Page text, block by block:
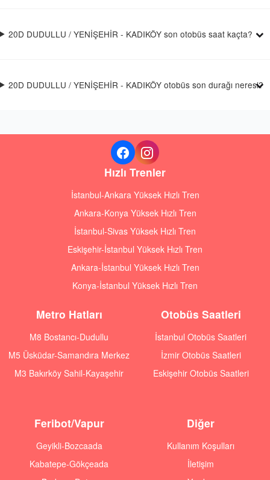
20D DUDULLU / YENİŞEHİR - KADIKÖY son otobüs saat kaçta?
20D DUDULLU / YENİŞEHİR - KADIKÖY otobüs son durağı neresi?
Hızlı Trenler
İstanbul-Ankara Yüksek Hızlı Tren
Ankara-Konya Yüksek Hızlı Tren
İstanbul-Sivas Yüksek Hızlı Tren
Eskişehir-İstanbul Yüksek Hızlı Tren
Ankara-İstanbul Yüksek Hızlı Tren
Konya-İstanbul Yüksek Hızlı Tren
Metro Hatları
M8 Bostancı-Dudullu
M5 Üsküdar-Samandıra Merkez
M3 Bakırköy Sahil-Kayaşehir
Otobüs Saatleri
İstanbul Otobüs Saatleri
İzmir Otobüs Saatleri
Eskişehir Otobüs Saatleri
Feribot/Vapur
Geyikli-Bozcaada
Kabatepe-Gökçeada
Diğer
Kullanım Koşulları
İletişim